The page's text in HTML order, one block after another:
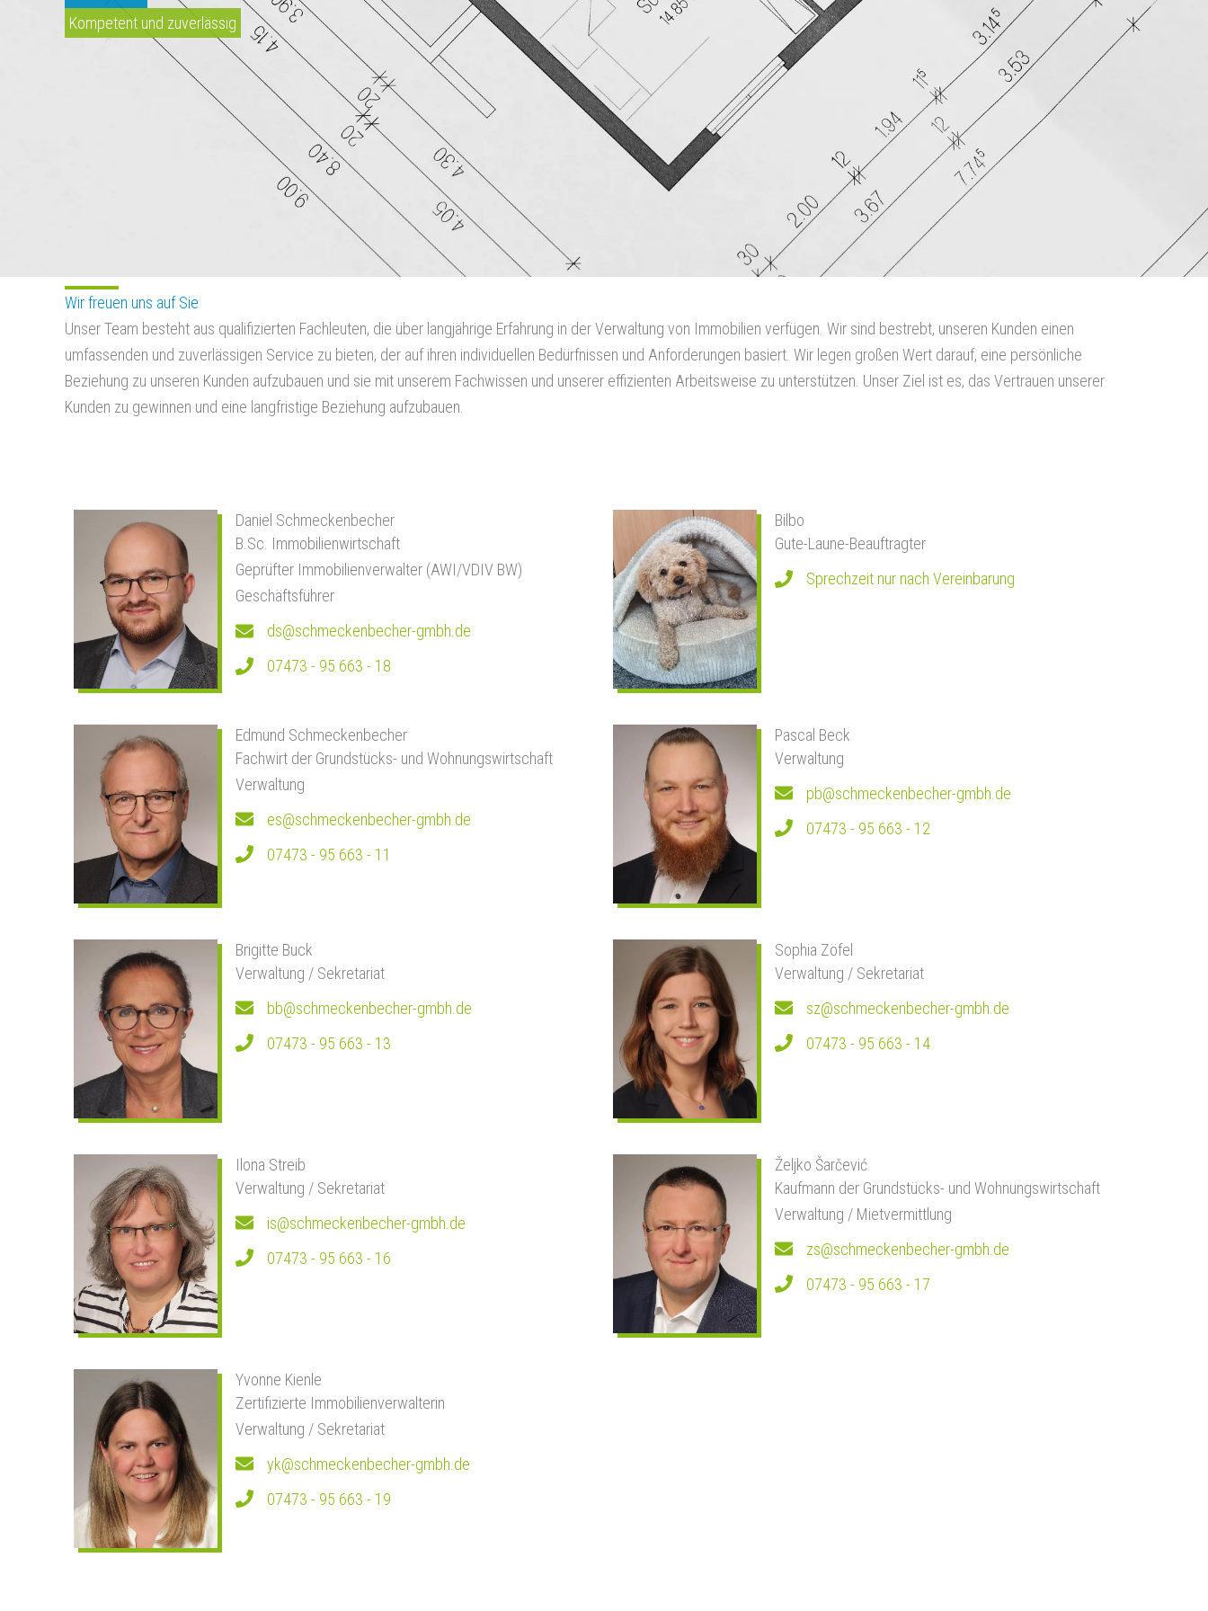
Kompetent und zuverlässig
Wir freuen uns auf Sie
Unser Team besteht aus qualifizierten Fachleuten, die über langjährige Erfahrung in der Verwaltung von Immobilien verfügen. Wir sind bestrebt, unseren Kunden einen
umfassenden und zuverlässigen Service zu bieten, der auf ihren individuellen Bedürfnissen und Anforderungen basiert. Wir legen großen Wert darauf, eine persönliche
Beziehung zu unseren Kunden aufzubauen und sie mit unserem Fachwissen und unserer effizienten Arbeitsweise zu unterstützen. Unser Ziel ist es, das Vertrauen unserer
Kunden zu gewinnen und eine langfristige Beziehung aufzubauen.
Daniel Schmeckenbecher
B.Sc. Immobilienwirtschaft
Geprüfter Immobilienverwalter (AWI/VDIV BW)
Geschäftsführer
ds@schmeckenbecher-gmbh.de
07473 - 95 663 - 18
Bilbo
Gute-Laune-Beauftragter
Sprechzeit nur nach Vereinbarung
Edmund Schmeckenbecher
Fachwirt der Grundstücks- und Wohnungswirtschaft
Verwaltung
es@schmeckenbecher-gmbh.de
07473 - 95 663 - 11
Pascal Beck
Verwaltung
pb@schmeckenbecher-gmbh.de
07473 - 95 663 - 12
Brigitte Buck
Verwaltung / Sekretariat
bb@schmeckenbecher-gmbh.de
07473 - 95 663 - 13
Sophia Zöfel
Verwaltung / Sekretariat
sz@schmeckenbecher-gmbh.de
07473 - 95 663 - 14
Ilona Streib
Verwaltung / Sekretariat
is@schmeckenbecher-gmbh.de
07473 - 95 663 - 16
Željko Šarčević
Kaufmann der Grundstücks- und Wohnungswirtschaft
Verwaltung / Mietvermittlung
zs@schmeckenbecher-gmbh.de
07473 - 95 663 - 17
Yvonne Kienle
Zertifizierte Immobilienverwalterin
Verwaltung / Sekretariat
yk@schmeckenbecher-gmbh.de
07473 - 95 663 - 19